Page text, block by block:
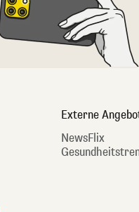
Externe
NewsFlix